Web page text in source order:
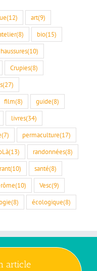
(12) art(9)
(8) bio(15)
(10)
Crupies(8)
(27)
film(8) guide(8)
livres(34)
(7) permaculture(17)
(13) randonnées(8)
(10) santé(8)
(10) Vesc(9)
(8) écologique(8)
article